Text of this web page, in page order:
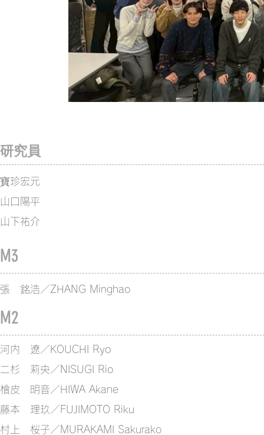
​研究員
寶珍宏元
山口陽平
山下祐介
M3
​張 銘浩／ZHANG Minghao
M2
河内 遼／KOUCHI Ryo
二杉 莉央／NISUGI Rio
檜皮 明音／HIWA Akane
藤本 理玖／FUJIMOTO Riku
村上 桜子／MURAKAMI Sakurako